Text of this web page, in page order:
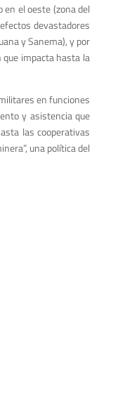
el oeste (zona del
devastadores
y Sanema), y por
impacta hasta la
en funciones
y asistencia que
las cooperativas
una política del